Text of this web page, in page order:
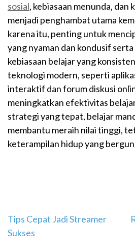
sosial, kebiasaan menunda, dan
menjadi penghambat utama
karena itu, penting untuk
yang nyaman dan kondusif
kebiasaan belajar yang
teknologi modern, seperti
interaktif dan forum diskusi
meningkatkan efektivitas
strategi yang tepat, belajar
membantu meraih nilai tinggi,
keterampilan hidup yang
Navigasi
pos
Tips Cepat Jadi Streamer
Sukses